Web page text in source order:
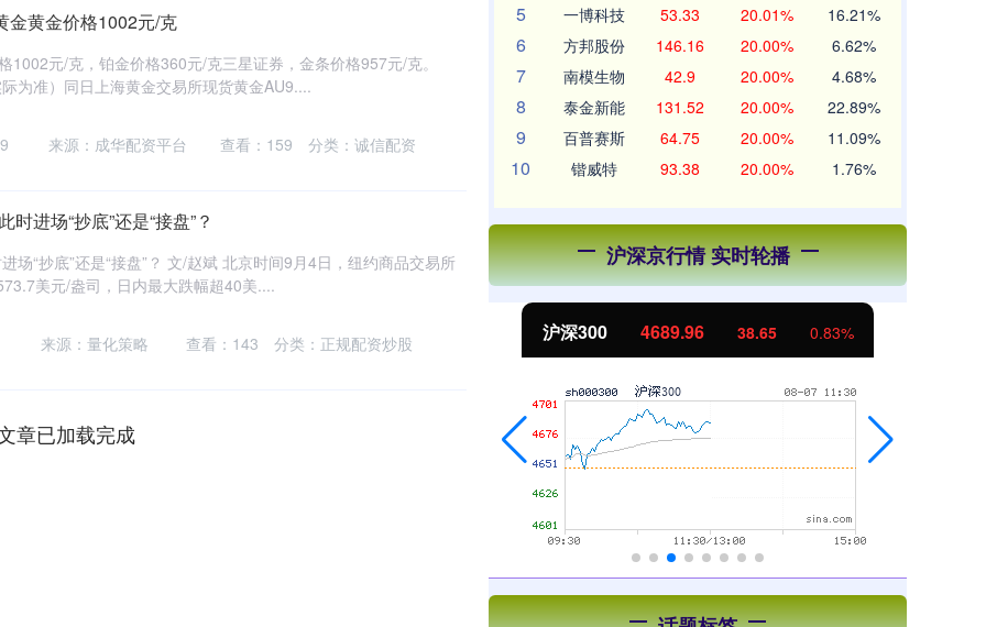
金黄金价格1002元/克
1002元/克，铂金价格360元/克三星证券，金条价格957元/克。
为准）同日上海黄金交易所现货黄金AU9....
来源：成华配资平台 查看： 159 分类：诚信配资
进场“抄底”还是“接盘”？
场“抄底”还是“接盘”？ 文/赵斌 北京时间9月4日，纽约商品交易所
美元/盎司，日内最大跌幅超40美....
来源：量化策略 查看： 143 分类： 正规配资炒股
章已加载完成
5 一博科技 53.33 20.01% 16.21%
6 方邦股份 146.16 20.00% 6.62%
7 南模生物 42.9 20.00% 4.68%
8 泰金新能 131.52 20.00% 22.89%
9 百普赛斯 64.75 20.00% 11.09%
10 锴威特 93.38 20.00% 1.76%
沪深京行情 实时轮播
深证成指 14295.08 184.96 1.31% 沪深300 4689.96 38.65 0.83%